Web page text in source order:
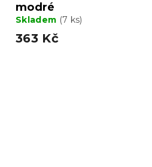
modré
Skladem (7 ks)
363 Kč